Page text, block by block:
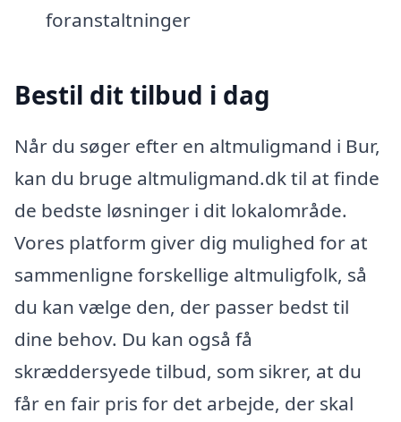
foranstaltninger
Bestil dit tilbud i dag
Når du søger efter en altmuligmand i Bur,
kan du bruge altmuligmand.dk til at finde
de bedste løsninger i dit lokalområde.
Vores platform giver dig mulighed for at
sammenligne forskellige altmuligfolk, så
du kan vælge den, der passer bedst til
dine behov. Du kan også få
skræddersyede tilbud, som sikrer, at du
får en fair pris for det arbejde, der skal